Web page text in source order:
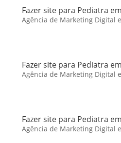
Fazer site para Pediatra
Agência de Marketing Digital
Fazer site para Pediatra
Agência de Marketing Digital
Fazer site para Pediatra
Agência de Marketing Digital